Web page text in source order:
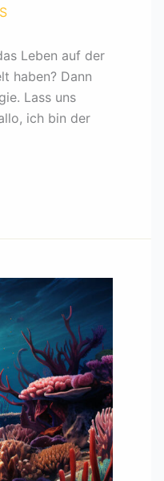
Lautstärke
zu
regeln.
Leben auf der
haben? Dann
Lass uns
ich bin der